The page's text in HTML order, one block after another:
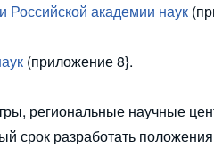
Российской академии наук
(приложение 8}.
региональные научные
срок разработать